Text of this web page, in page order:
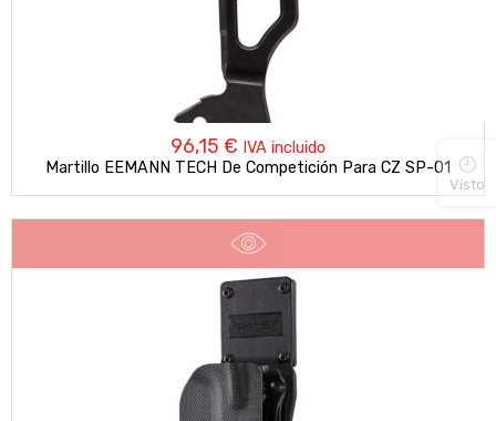
96,15 € IVA incluido
Martillo EEMANN TECH De Competición Para CZ SP-01
Visto